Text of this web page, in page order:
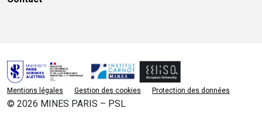
Mentions légales Gestion des cookies Protection des données
© 2026 MINES PARIS – PSL